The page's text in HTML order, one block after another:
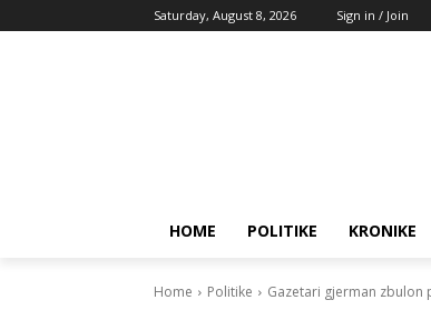
Saturday, August 8, 2026 Sign in / Join
HOME POLITIKE KRONIKE
Home Politike Gazetari gjerman zbulon